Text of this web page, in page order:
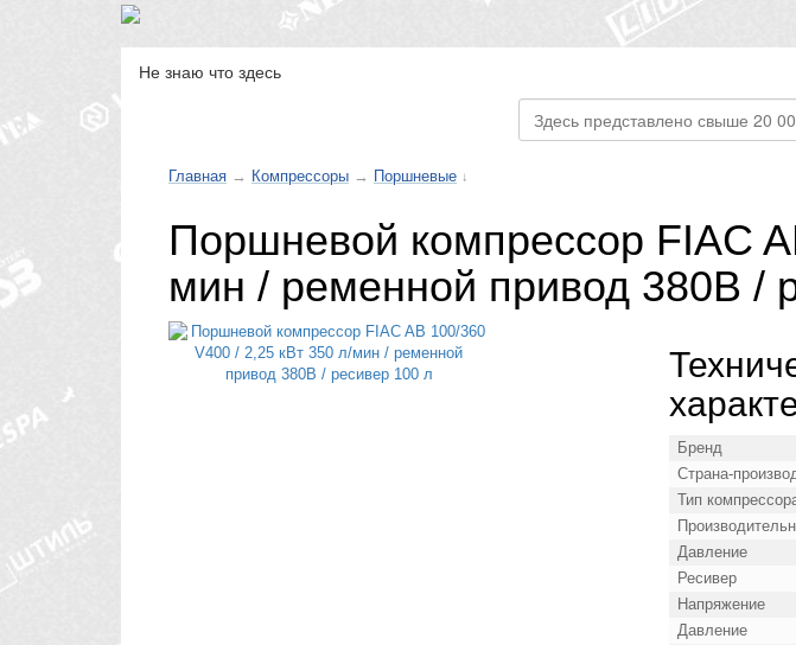
Не знаю что здесь
Главная → Компрессоры → Поршневые ↓
Поршневой компрессор FIAC
мин / ременной привод 380В /
Бренд
Страна-
Тип
Давление
Ресивер
Напряжение
Давление